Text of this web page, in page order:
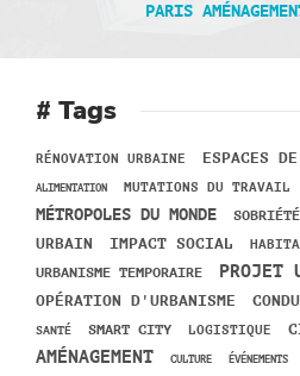
PARIS
# Tags
RÉNOVATION URBAINE ESPACES
ALIMENTATION MUTATIONS DU TRAVAIL
MÉTROPOLES DU MONDE SOBRIÉTÉ
URBAIN
IMPACT SOCIAL
URBANISME TEMPORAIRE PROJET
OPÉRATION D'URBANISME
SANTÉ SMART CITY LOGISTIQUE
AMÉNAGEMENT CULTURE ÉVÉNEMENTS